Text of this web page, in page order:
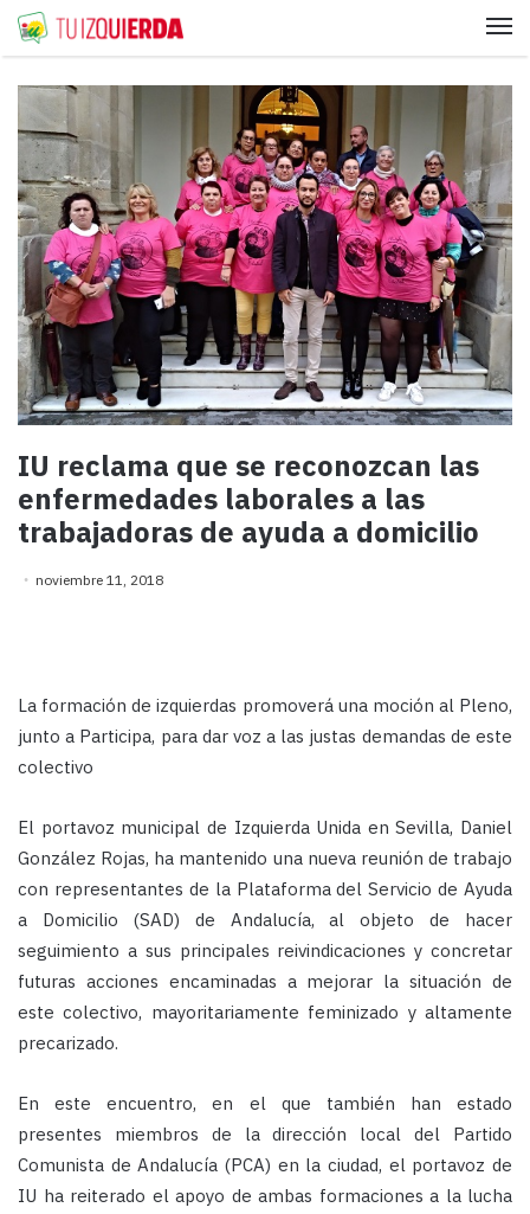
IU reclama que se reconozcan las
enfermedades laborales a las
trabajadoras de ayuda a domicilio
noviembre 11, 2018
La formación de izquierdas promoverá una moción al Pleno,
junto a Participa, para dar voz a las justas demandas de este
colectivo
El portavoz municipal de Izquierda Unida en Sevilla, Daniel
González Rojas, ha mantenido una nueva reunión de trabajo
con representantes de la Plataforma del Servicio de Ayuda
a Domicilio (SAD) de Andalucía, al objeto de hacer
seguimiento a sus principales reivindicaciones y concretar
futuras acciones encaminadas a mejorar la situación de
este colectivo, mayoritariamente feminizado y altamente
precarizado.
En este encuentro, en el que también han estado
presentes miembros de la dirección local del Partido
Comunista de Andalucía (PCA) en la ciudad, el portavoz de
IU ha reiterado el apoyo de ambas formaciones a la lucha